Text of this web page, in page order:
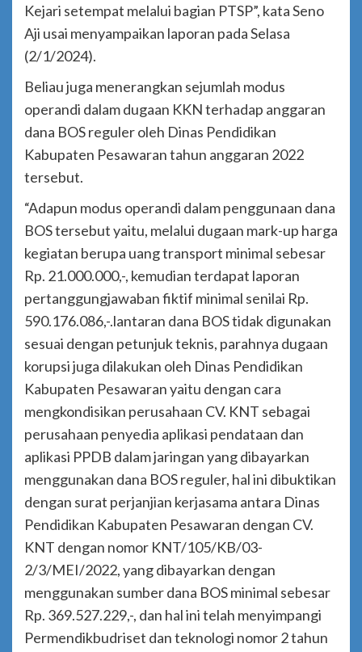
Kejari setempat melalui bagian PTSP”, kata Seno
Aji usai menyampaikan laporan pada Selasa
(2/1/2024).
Beliau juga menerangkan sejumlah modus
operandi dalam dugaan KKN terhadap anggaran
dana BOS reguler oleh Dinas Pendidikan
Kabupaten Pesawaran tahun anggaran 2022
tersebut.
“Adapun modus operandi dalam penggunaan dana
BOS tersebut yaitu, melalui dugaan mark-up harga
kegiatan berupa uang transport minimal sebesar
Rp. 21.000.000,-, kemudian terdapat laporan
pertanggungjawaban fiktif minimal senilai Rp.
590.176.086,-.lantaran dana BOS tidak digunakan
sesuai dengan petunjuk teknis, parahnya dugaan
korupsi juga dilakukan oleh Dinas Pendidikan
Kabupaten Pesawaran yaitu dengan cara
mengkondisikan perusahaan CV. KNT sebagai
perusahaan penyedia aplikasi pendataan dan
aplikasi PPDB dalam jaringan yang dibayarkan
menggunakan dana BOS reguler, hal ini dibuktikan
dengan surat perjanjian kerjasama antara Dinas
Pendidikan Kabupaten Pesawaran dengan CV.
KNT dengan nomor KNT/105/KB/03-
2/3/MEI/2022, yang dibayarkan dengan
menggunakan sumber dana BOS minimal sebesar
Rp. 369.527.229,-, dan hal ini telah menyimpangi
Permendikbudriset dan teknologi nomor 2 tahun